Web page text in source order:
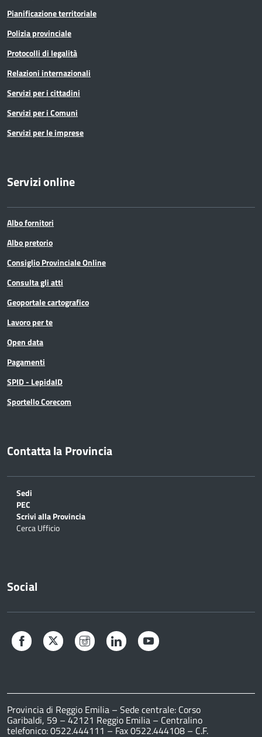
Pianificazione territoriale
Polizia provinciale
Protocolli di legalità
Relazioni internazionali
Servizi per i cittadini
Servizi per i Comuni
Servizi per le imprese
Servizi online
Albo fornitori
Albo pretorio
Consiglio Provinciale Online
Consulta gli atti
Geoportale cartografico
Lavoro per te
Open data
Pagamenti
SPID - LepidaID
Sportello Corecom
Contatta la Provincia
Sedi
PEC
Scrivi alla Provincia
Cerca Ufficio
Social
Facebook Twitter Instagram LinkedIn
Provincia di Reggio Emilia – Sede centrale: Corso
Garibaldi, 59 – 42121 Reggio Emilia – Centralino
telefonico: 0522.444111 – Fax 0522.444108 – C.F.